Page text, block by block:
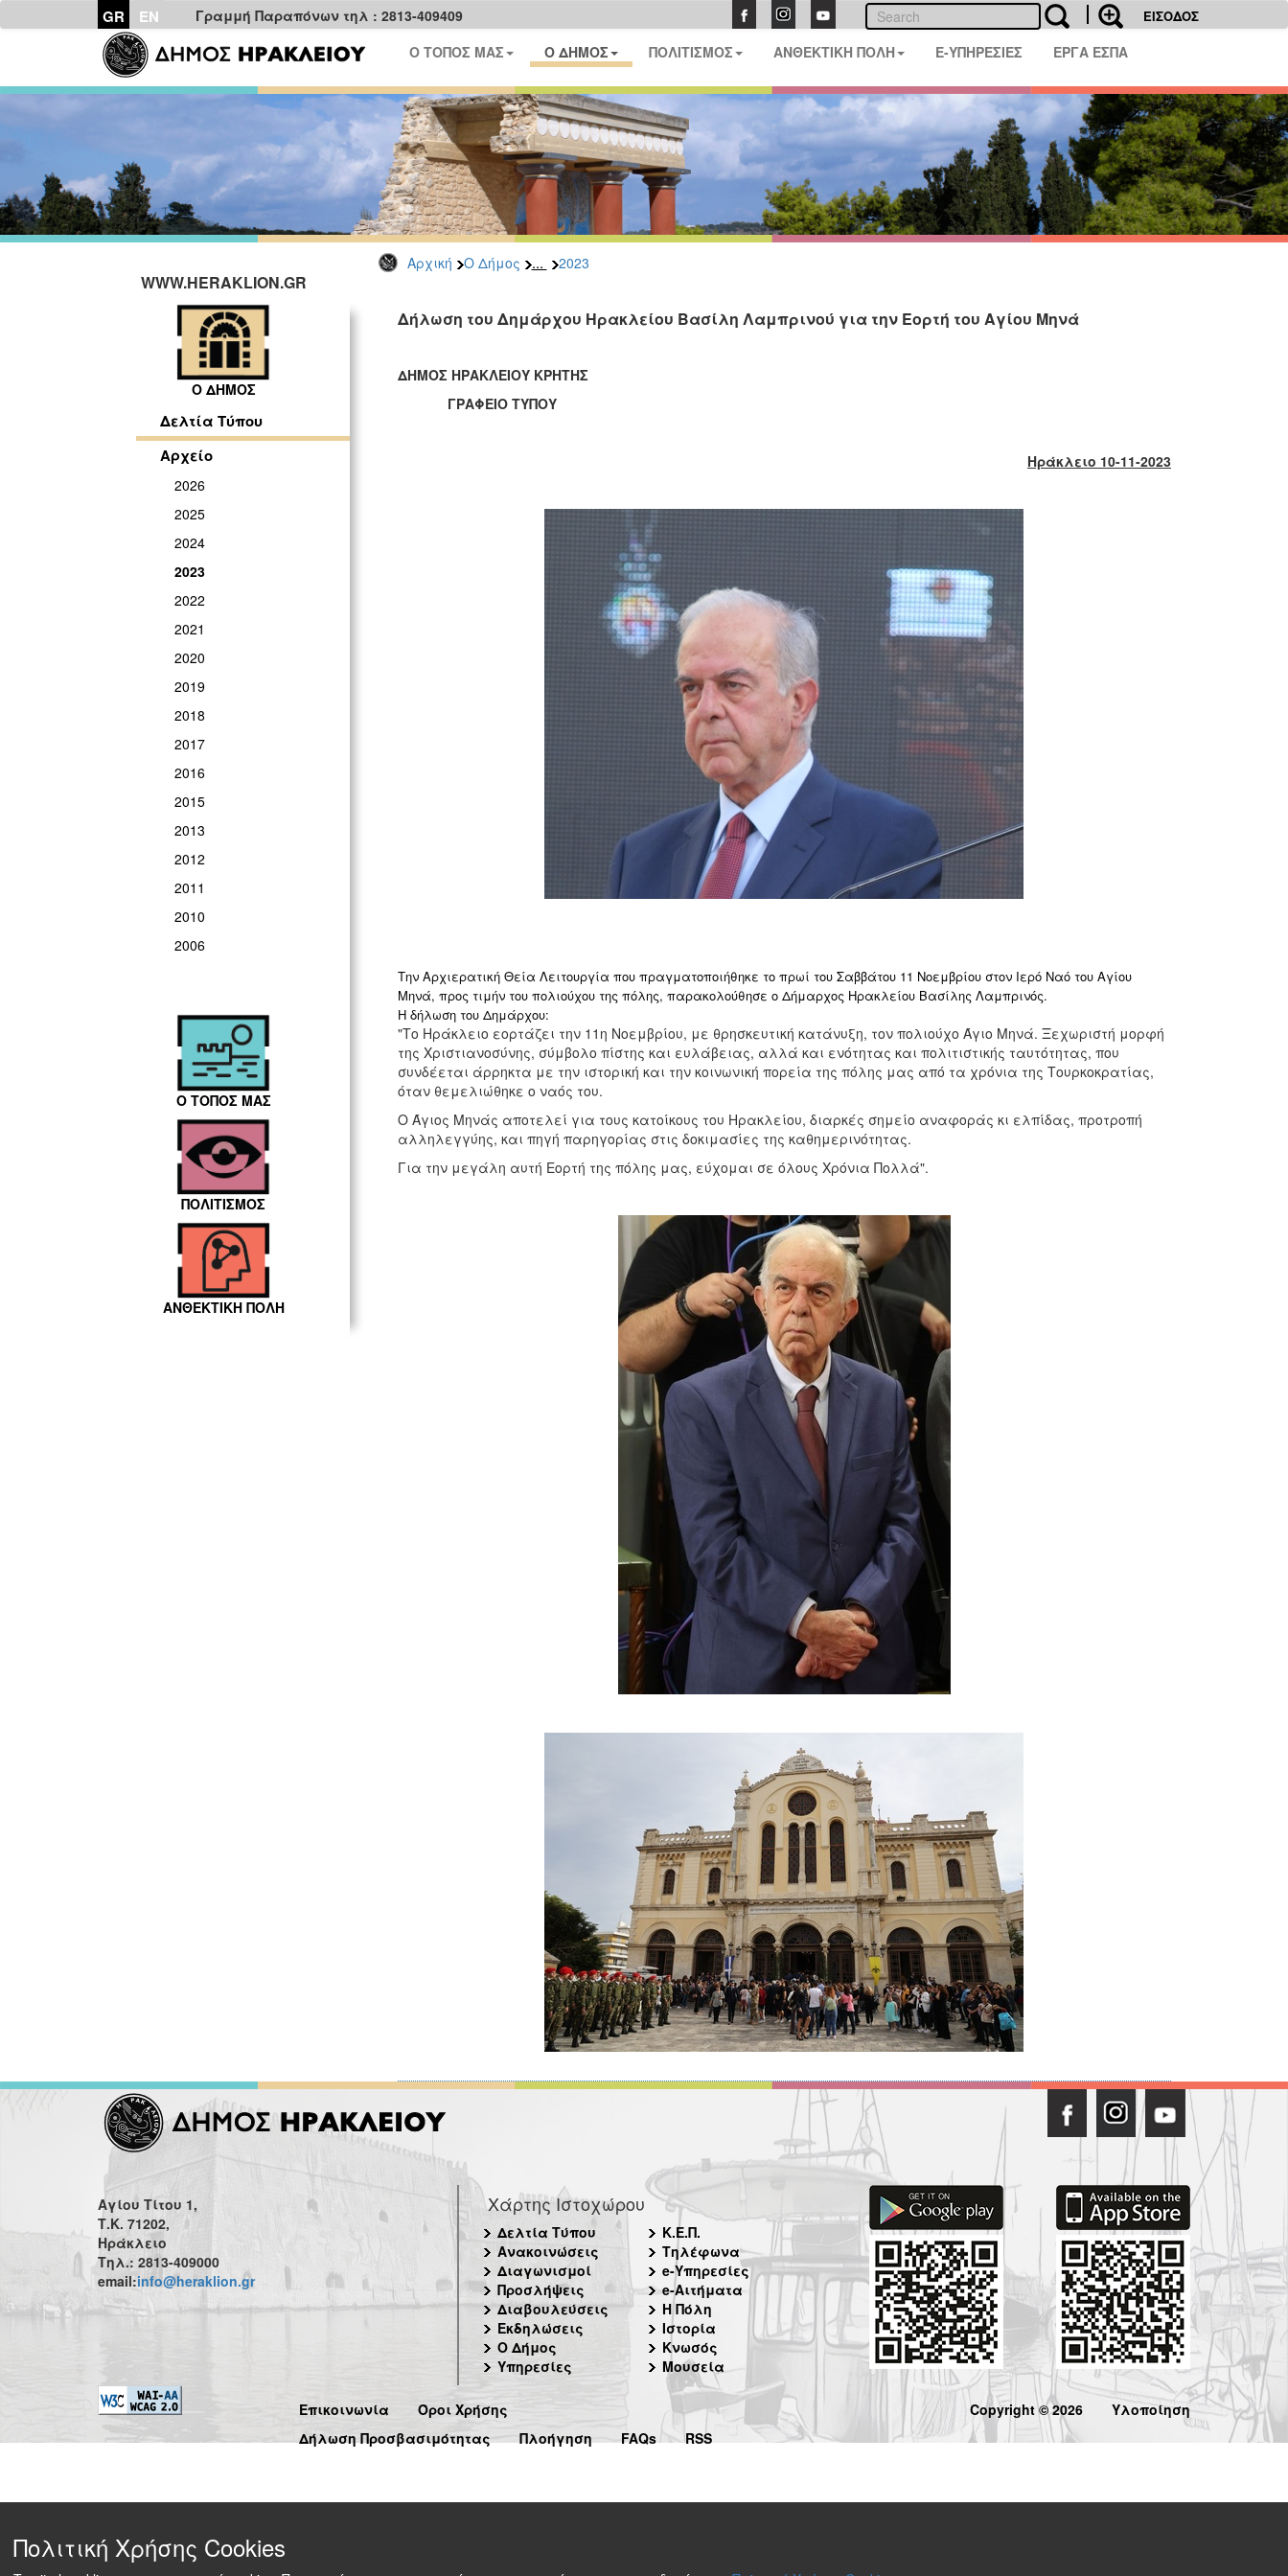
GR EN Γραμμή Παραπόνων τηλ : 2813-409409 ΕΙΣΟΔΟΣ
Ο ΤΟΠΟΣ ΜΑΣ Ο ΔΗΜΟΣ ΠΟΛΙΤΙΣΜΟΣ ΑΝΘΕΚΤΙΚΗ ΠΟΛΗ E-ΥΠΗΡΕΣΙΕΣ ΕΡΓΑ ΕΣΠΑ
Αρχική Ο Δήμος ... 2023
WWW.HERAKLION.GR
Ο ΔΗΜΟΣ
Δελτία Τύπου
Αρχείο
2026
2025
2024
2023
2022
2021
2020
2019
2018
2017
2016
2015
2013
2012
2011
2010
2006
Ο ΤΟΠΟΣ ΜΑΣ
ΠΟΛΙΤΙΣΜΟΣ
ΑΝΘΕΚΤΙΚΗ ΠΟΛΗ
Δήλωση του Δημάρχου Ηρακλείου Βασίλη Λαμπρινού για την Εορτή του Αγίου Μηνά
ΔΗΜΟΣ ΗΡΑΚΛΕΙΟΥ ΚΡΗΤΗΣ
ΓΡΑΦΕΙΟ ΤΥΠΟΥ
Ηράκλειο 10-11-2023
Την Αρχιερατική Θεία Λειτουργία που πραγματοποιήθηκε το πρωί του Σαββάτου 11 Νοεμβρίου στον Ιερό Ναό του Αγίου
Μηνά, προς τιμήν του πολιούχου της πόλης, παρακολούθησε ο Δήμαρχος Ηρακλείου Βασίλης Λαμπρινός.
Η δήλωση του Δημάρχου:
"Το Ηράκλειο εορτάζει την 11η Νοεμβρίου, με θρησκευτική κατάνυξη, τον πολιούχο Άγιο Μηνά. Ξεχωριστή μορφή
της Χριστιανοσύνης, σύμβολο πίστης και ευλάβειας, αλλά και ενότητας και πολιτιστικής ταυτότητας, που
συνδέεται άρρηκτα με την ιστορική και την κοινωνική πορεία της πόλης μας από τα χρόνια της Τουρκοκρατίας,
όταν θεμελιώθηκε ο ναός του.
Ο Άγιος Μηνάς αποτελεί για τους κατοίκους του Ηρακλείου, διαρκές σημείο αναφοράς κι ελπίδας, προτροπή
αλληλεγγύης, και πηγή παρηγορίας στις δοκιμασίες της καθημερινότητας.
Για την μεγάλη αυτή Εορτή της πόλης μας, εύχομαι σε όλους Χρόνια Πολλά".
Αγίου Τίτου 1,
Τ.Κ. 71202,
Ηράκλειο
Τηλ.: 2813-409000
email:info@heraklion.gr
Χάρτης Ιστοχώρου
Δελτία Τύπου
Ανακοινώσεις
Διαγωνισμοί
Προσλήψεις
Διαβουλεύσεις
Εκδηλώσεις
Ο Δήμος
Υπηρεσίες
Κ.Ε.Π.
Τηλέφωνα
e-Υπηρεσίες
e-Αιτήματα
Η Πόλη
Ιστορία
Κνωσός
Μουσεία
Επικοινωνία
Όροι Χρήσης
Δήλωση Προσβασιμότητας
Πλοήγηση FAQs RSS
Copyright © 2026 Υλοποίηση
Πολιτική Χρήσης Cookies